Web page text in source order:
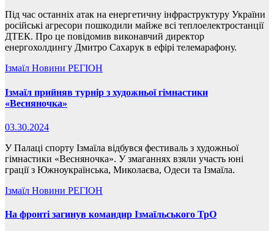
Під час останніх атак на енергетичну інфраструктуру України
російські агресори пошкодили майже всі теплоелектростанції
ДТЕК. Про це повідомив виконавчий директор
енергохолдингу Дмитро Сахарук в ефірі телемарафону.
Ізмаїл Новини РЕГІОН
Ізмаїл прийняв турнір з художньої гімнастики
«Весняночка»
03.30.2024
У Палаці спорту Ізмаїла відбувся фестиваль з художньої
гімнастики «Весняночка». У змаганнях взяли участь юні
грації з Южноукраїнська, Миколаєва, Одеси та Ізмаїла.
Ізмаїл Новини РЕГІОН
На фронті загинув командир Ізмаїльського ТрО